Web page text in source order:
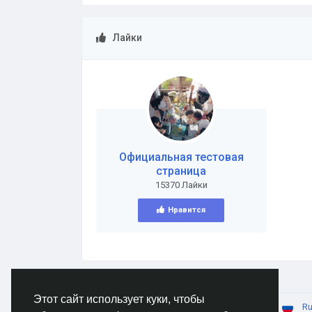
Этот сайт использует куки, чтобы
Лайки
Официальная тестовая
страница
15370 Лайки
Нравится
© 2026 AnimeSocial.SU - Первая аниме сеть!